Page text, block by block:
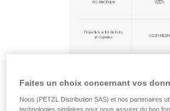
Faites un choix concernant vos
Nous (PETZL Distribution SAS) et nos partenaires
technologies similaires pour nous assurer du bon